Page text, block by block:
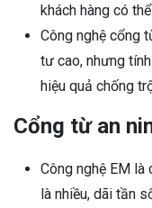
khách hàng có
Công nghệ cổng
tư cao, nhưng
hiệu quả chống
Cổng từ an
Công nghệ EM là
là nhiều, dãi tần